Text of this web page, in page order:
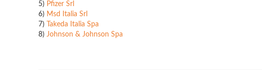
5) Pfizer Srl
6) Msd Italia Srl
7)
Takeda Italia Spa
8) Johnson & Johnson Spa